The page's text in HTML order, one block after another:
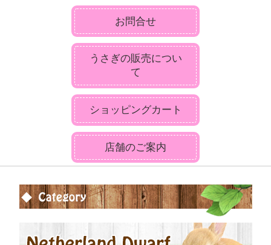
お問合せ
うさぎの販売につい
て
ショッピングカート
店舗のご案内